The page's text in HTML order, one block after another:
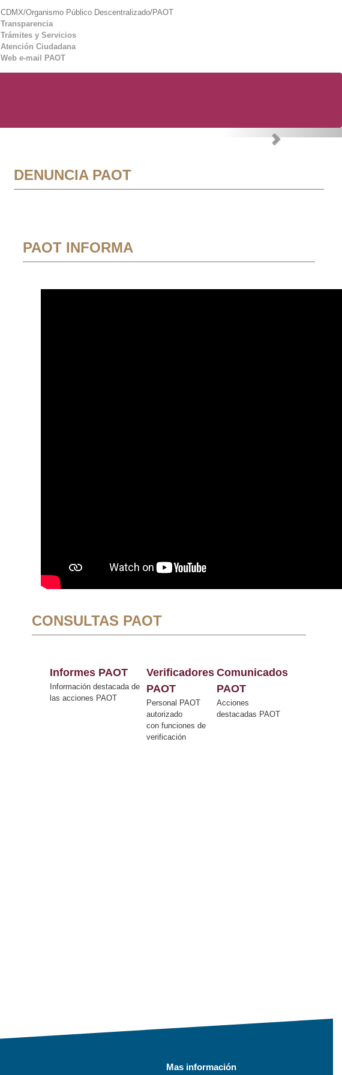
CDMX/Organismo Público Descentralizado/PAOT
Transparencia
Trámites y Servicios
Atención Ciudadana
Web e-mail PAOT
Next
DENUNCIA PAOT
PAOT INFORMA
CONSULTAS PAOT
Informes PAOT
Información destacada de
las acciones PAOT
Verificadores
PAOT
Personal PAOT
autorizado
con funciones de
verificación
Comunicados
PAOT
Acciones
destacadas PAOT
Mas información